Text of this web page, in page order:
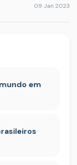
09 Jan 2023
em